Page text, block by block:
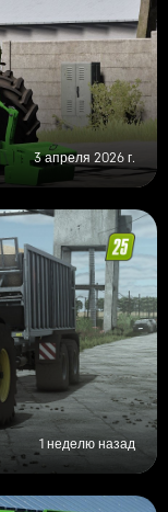
3 апреля 2026 г.
1 неделю назад